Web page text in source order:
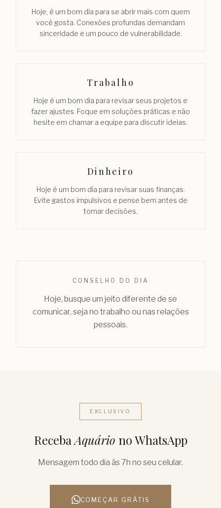
Hoje, é um bom dia para se abrir mais com quem
você gosta. Conexões profundas demandam
sinceridade e um pouco de vulnerabilidade.
Trabalho
Hoje é um bom dia para revisar seus projetos e
fazer ajustes. Foque em soluções práticas e não
hesite em chamar a equipe para discutir ideias.
Dinheiro
Hoje é um bom dia para revisar suas finanças.
Evite gastos impulsivos e pense bem antes de
tomar decisões.
CONSELHO DO DIA
Hoje, busque um jeito diferente de se
comunicar, seja no trabalho ou nas relações
pessoais.
EXCLUSIVO
RecebaAquário no WhatsApp
Mensagem todo dia às 7h no seu celular.
COMEÇAR GRÁTIS